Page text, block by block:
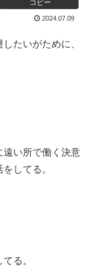
コピー
2024.07.09
たいがために、
遠い所で働く決意
してる。
る。